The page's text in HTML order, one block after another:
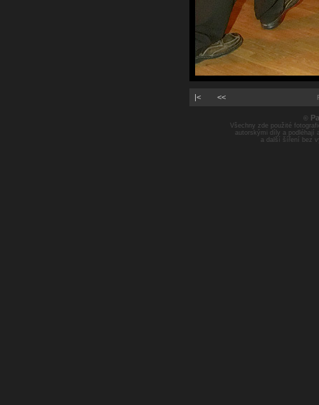
|< <<
©
Všechny zde použité
autorskými díly a podléhají
a další šíření bez